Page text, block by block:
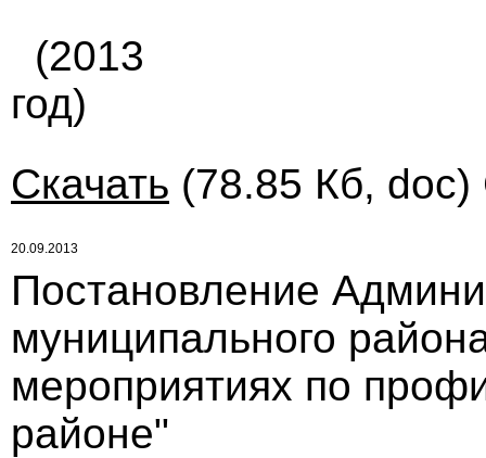
(2013
год)
Скачать (78.85 Кб, doc)
20.09.2013
Постановление
муниципального
мероприятиях по
районе"